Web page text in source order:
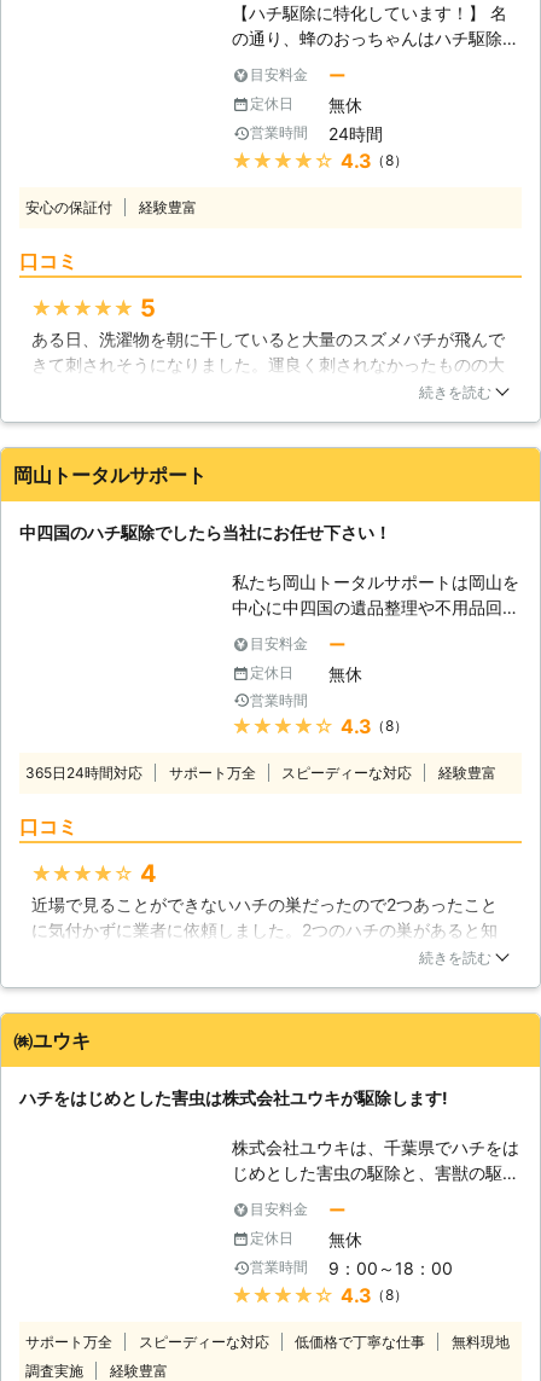
いたとしても、手袋と袖の間から侵入
してきてしまいます。その他の部分も
同じように侵入される危険性が高いの
で、ちょっと肌を隠したくらいでは防
御したことになりません。アールズホ
ールディングスが使っているのは全身
を防御するためのスーツです。全て繋
ってきます】 ハチの巣を外そうとす
験がないと難しいでしょう。私たちア
ールズホールディングスには経験に基
づいて作業をしておりますので何ら問
題はありません。ハチ駆除が必要でし
たら、ぜひともアールズホールディン
【ハチ駆除に特化しています！】 名
の通り、蜂のおっちゃんはハチ駆除に
特化しています！ある日突然大きなハ
チの巣を見つけてしまったり、ブンブ
ンと大量のハチが飛んでいるのを目撃
するのに何処にハチがいるのか分から
ない、そんな経験はありませんか？ハ
独自の捕獲方法で、生態系はもちろん
周囲に及ぼす被害などもしっかりと考
えながら駆除を行なうことが可能で
す！餅は餅屋と言いますが、ハチ駆除
は蜂のおっちゃんにお任せ下さい！
も違います。 ・ミツバチ 大人しい性
格ですが、巣にハチミツを蓄える習性
があるため、撤去時にはミツの撤去に
非常に手間取ります。 ・アシナガバ
チ こちらも大人しい性格ですが、巣
に近づくと攻撃してくることがありま
す。巣は軒下や庭に植えてある木な
ど、人間の気がつかないようなところ
に作る場合が多いため、ふいに刺され
ズメバチ 世界で1番凶暴な性格をして
目安料金 ー
定休日 無休
営業時間 24時間
★★★★★ 4.3 （8）
安心の保証付 経験豊富
口コミ
★★★★★ 5
ある日、洗濯物を朝に干していると大量のスズメバチが飛んで
きて刺されそうになりました。運良く刺されなかったものの大
きな蜂だったので、業者に調べてもらうことにしました。心配
ズメバチの巣と10匹以上の蜂を駆除できました。蜂が再発生し
た場合も1か月の保証がついているようなので安心して暮らせ
続きを読む
岡山トータルサポート
中四国のハチ駆除でしたら当社にお任せ下さい！
私たち岡山トータルサポートは岡山を
中心に中四国の遺品整理や不用品回収
を行い、数多くのご依頼を解決してお
ります。ゴミ屋敷の整理といった現場
も経験しておりますので、様々な現場
に対応可能です。ハチ駆除にも対応し
ており、皆さまからのお問い合わせを
受け付けております。 【人の近くに
巣を作るハチ】 スズメバチといった
いてしまうこともありますし、庭や家
の屋根に巣を作られるとどうしても人
の生活圏内に近づいてしまいます。つ
まりはハチが人の近くに巣を作ってし
まうのです。なるべく共存したいと考
危険なハチが身近にいるのでしたら駆
除をオススメします。 【ハチ駆除の
危険性】 もし皆さまがご自宅でハチ
の巣を見つけてもご自分で駆除される
ことは危険ですのでお止め下さい。巣
以上いる場合もありますので、巣に手
を出した途端にその100匹が皆さまに
襲いかかる危険性があります。ハチ駆
除の際には全身を防御する専用の装備
ものです。隙間を作らない構造ですの
目安料金 ー
定休日 無休
営業時間
★★★★★ 4.3 （8）
365日24時間対応 サポート万全 スピーディーな対応 経験豊富
口コミ
★★★★★ 4
近場で見ることができないハチの巣だったので2つあったこと
に気付かずに業者に依頼しました。2つのハチの巣があると知
ったのは見ていただいてからです。自分たちで駆除することも
ないなと実感しました。
岡山県 岡山市北区 2016年12月12日
続きを読む
㈱ユウキ
ハチをはじめとした害虫は株式会社ユウキが駆除します!
株式会社ユウキは、千葉県でハチをは
じめとした害虫の駆除と、害獣の駆除
を専門に行なっている会社です。お客
様の生活を脅かしている害虫や害獣を
迅速に駆除いたします。 【千葉県に
生息するハチ】 千葉県は都市化が進
み、住宅地も多いのですが、開発が行
たちが、人の生活圏にエサを求めて移
目安料金 ー
定休日 無休
営業時間 9：00～18：00
★★★★★ 4.3 （8）
サポート万全 スピーディーな対応 低価格で丁寧な仕事
無料現地
調査実施
経験豊富